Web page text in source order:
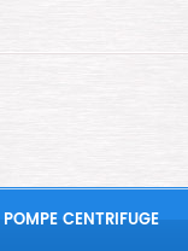
POMPE CENTRIFUGE